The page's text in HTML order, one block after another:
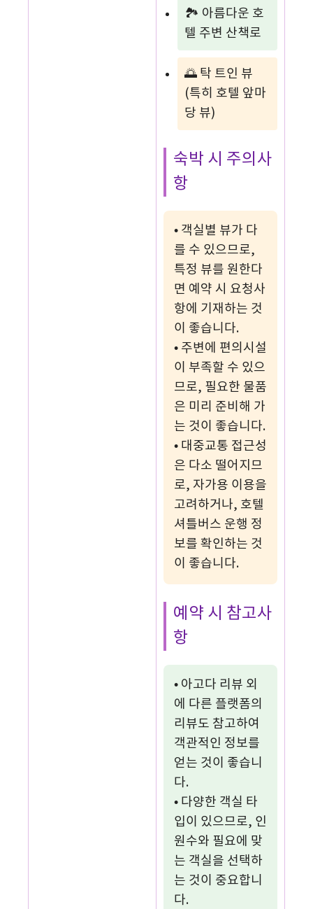
🏞️ 아름다운 호
텔 주변 산책로
🌅 탁 트인 뷰
(특히 호텔 앞마
당 뷰)
숙박 시 주의사
항
• 객실별 뷰가 다
를 수 있으므로,
특정 뷰를 원한다
면 예약 시 요청사
항에 기재하는 것
이 좋습니다.
• 주변에 편의시설
이 부족할 수 있으
므로, 필요한 물품
은 미리 준비해 가
는 것이 좋습니다.
• 대중교통 접근성
은 다소 떨어지므
로, 자가용 이용을
고려하거나, 호텔
셔틀버스 운행 정
보를 확인하는 것
이 좋습니다.
예약 시 참고사
항
• 아고다 리뷰 외
에 다른 플랫폼의
리뷰도 참고하여
객관적인 정보를
얻는 것이 좋습니
다.
• 다양한 객실 타
입이 있으므로, 인
원수와 필요에 맞
는 객실을 선택하
는 것이 중요합니
다.